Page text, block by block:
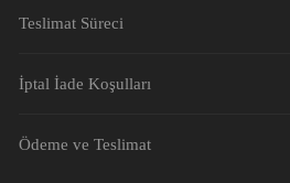
Teslimat Süreci
İptal İade Koşulları
Ödeme ve Teslimat